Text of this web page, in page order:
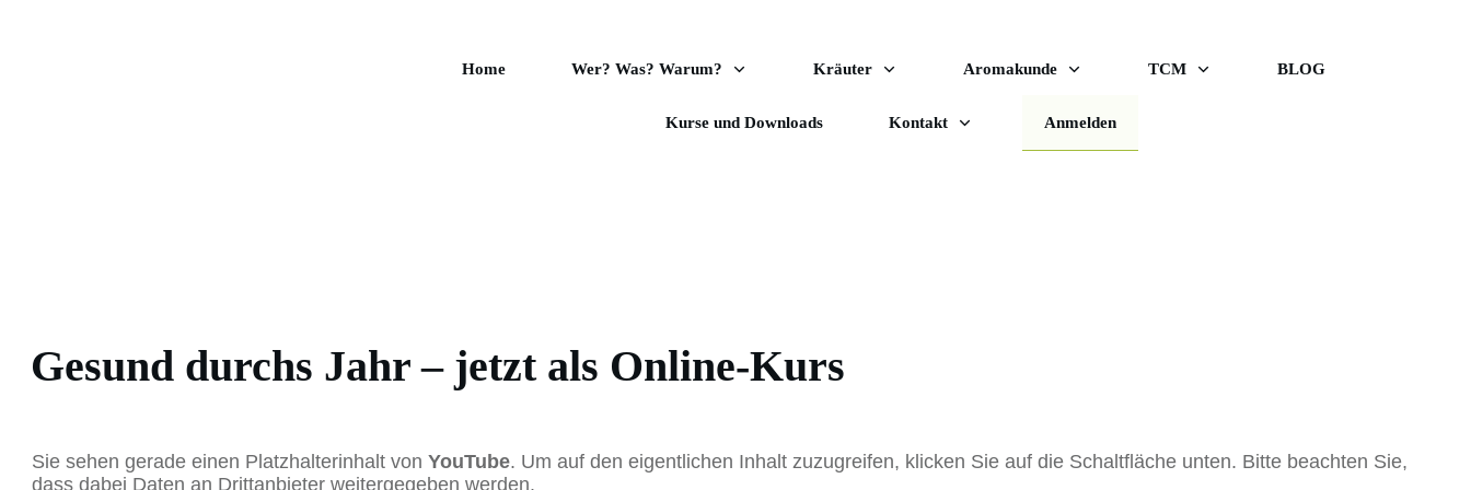
Home Wer? Was? Warum? Kräuter Aromakunde TCM BLOG
Kurse und Downloads Kontakt Anmelden
Gesund durchs Jahr – jetzt als Online-Kurs
Sie sehen gerade einen Platzhalterinhalt von YouTube. Um auf den eigentlichen Inhalt zuzugreifen, klicken Sie auf die Schaltfläche unten. Bitte beachten Sie,
dass dabei Daten an Drittanbieter weitergegeben werden.